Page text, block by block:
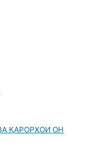
ҚАРОРҲОИ ОН